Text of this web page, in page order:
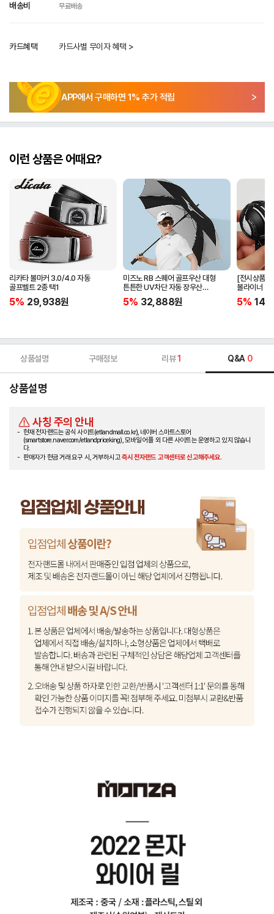
배송비
무료배송
카드혜택 카드사별 무이자 혜택 >
APP에서 구매하면 1% 추가 적립
이런 상품은 어때요?
리카타 볼마커 3.0/4.0 자동
골프벨트 2종 택1
5% 29,938원
미즈노 RB 스퀘어 골프우산 대형
튼튼한 UV차단 자동 장우산
5LKY22100
5% 32,888원
[전시상품]
볼라이너 +
5%
상품설명 구매정보 리뷰1 Q&A 0
상품설명
사칭 주의 안내
현재 전자랜드는 공식 사이트(etlandmall.co.kr), 네이버 스마트스토어
(smartstore.naver.com/etlandpriceking), 모바일 어플 외 다른 사이트는 운영하고 있지 않습니
다.
판매자가 현금 거래 요구 시, 거부하시고즉시 전자랜드 고객센터로 신고해주세요.